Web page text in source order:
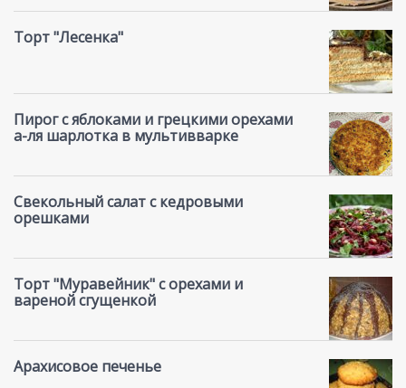
Торт "Лесенка"
Пирог с яблоками и грецкими орехами
а-ля шарлотка в мультивварке
Свекольный салат с кедровыми
орешками
Торт "Муравейник" с орехами и
вареной сгущенкой
Арахисовое печенье